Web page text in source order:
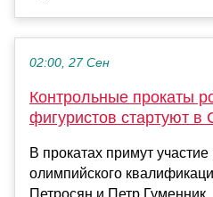
02:00, 27 Сен
Контрольные прокаты
фигуристов стартуют в
В прокатах примут
олимпийского
Петросян и Петр Гуменник...